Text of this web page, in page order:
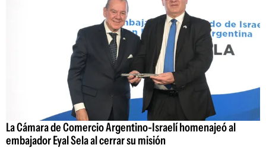
La Cámara de Comercio Argentino-Israelí homenajeó al
embajador Eyal Sela al cerrar su misión